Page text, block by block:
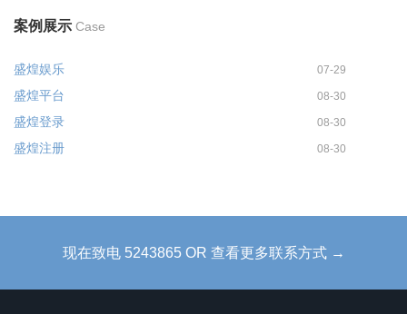
案例展示 Case
盛煌娱乐 07-29
盛煌平台 08-30
盛煌登录 08-30
盛煌注册 08-30
现在致电 5243865 OR 查看更多联系方式 →